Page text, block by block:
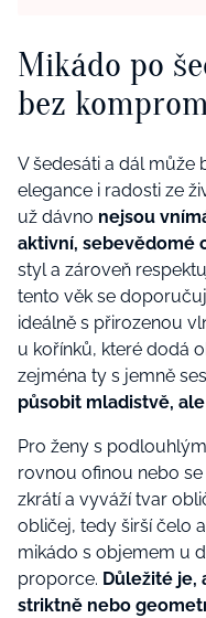
Mikádo po
bez
V šedesáti a dál může
elegance i radosti ze
už dávno nejsou
aktivní, sebevědomé
styl a zároveň
tento věk se
ideálně s přirozenou
u kořínků, které dodá
zejména ty s jemně
působit mladistvě,
Pro ženy s
rovnou ofinou nebo se
zkrátí a vyváží tvar
obličej, tedy širší čelo
mikádo s objemem u
proporce. Důležité je,
striktně nebo